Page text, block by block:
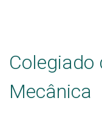
Colegiado de
Colegiado
Mecânica